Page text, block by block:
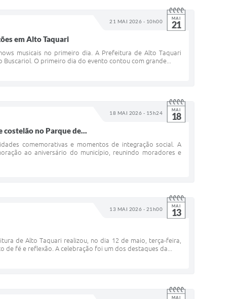
21 MAI 2026 - 10h00 MAI
21
em Alto Taquari
musicais no primeiro dia. A Prefeitura de Alto Taquari
O primeiro dia do evento contou com grande...
18 MAI 2026 - 15h24 MAI
18
costelão no Parque de...
comemorativas e momentos de integração social. A
ao aniversário do município, reunindo moradores e
13 MAI 2026 - 21h00 MAI
13
de Alto Taquari realizou, no dia 12 de maio, terça-feira,
fé e reflexão. A celebração foi um dos destaques da...
MAI